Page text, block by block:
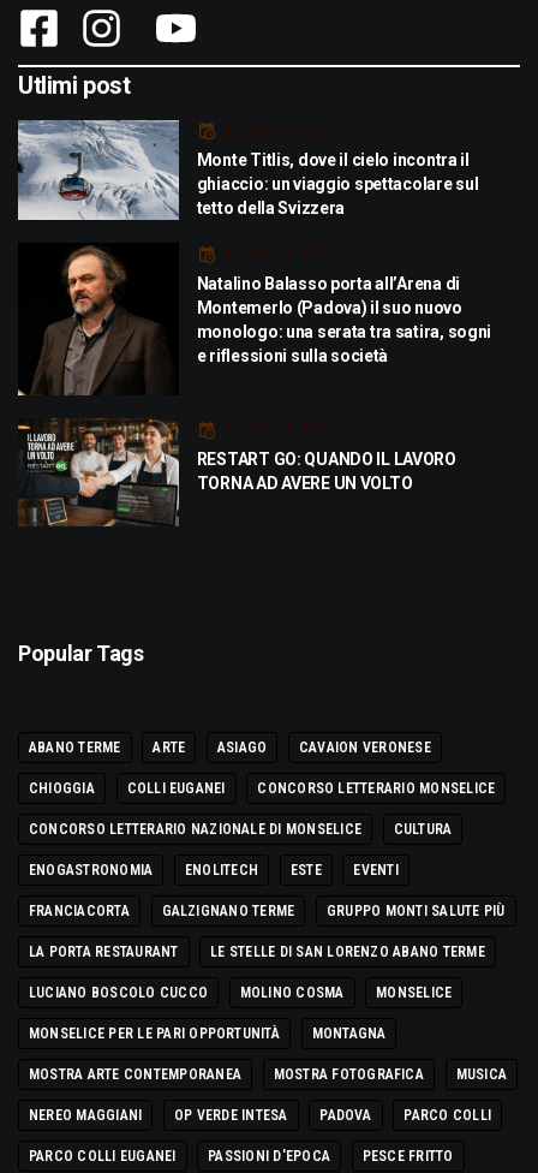
Utlimi post
Luglio 29, 2026
Monte Titlis, dove il cielo incontra il
ghiaccio: un viaggio spettacolare sul
tetto della Svizzera
Luglio 21, 2026
Natalino Balasso porta all’Arena di
Montemerlo (Padova) il suo nuovo
monologo: una serata tra satira, sogni
e riflessioni sulla società
Luglio 21, 2026
RESTART GO: QUANDO IL LAVORO
TORNA AD AVERE UN VOLTO
Popular Tags
ABANO TERME ARTE ASIAGO CAVAION VERONESE
CHIOGGIA COLLI EUGANEI CONCORSO LETTERARIO MONSELICE
CONCORSO LETTERARIO NAZIONALE DI MONSELICE CULTURA
ENOGASTRONOMIA ENOLITECH ESTE EVENTI
FRANCIACORTA GALZIGNANO TERME GRUPPO MONTI SALUTE PIÙ
LA PORTA RESTAURANT LE STELLE DI SAN LORENZO ABANO TERME
LUCIANO BOSCOLO CUCCO MOLINO COSMA MONSELICE
MONSELICE PER LE PARI OPPORTUNITÀ MONTAGNA
MOSTRA ARTE CONTEMPORANEA MOSTRA FOTOGRAFICA MUSICA
NEREO MAGGIANI OP VERDE INTESA PADOVA PARCO COLLI
PARCO COLLI EUGANEI PASSIONI D'EPOCA PESCE FRITTO